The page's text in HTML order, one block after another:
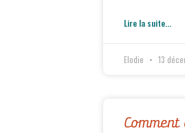
Lire la suite...
Elodie 13